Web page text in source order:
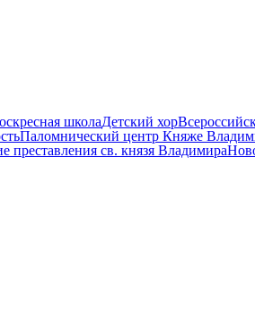
школаДетский хор
Паломнический центр Княже
преставления св. князя Владимира